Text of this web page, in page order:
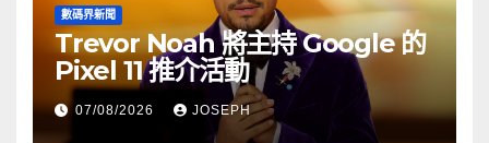
數碼界新聞
Trevor Noah 將主持 Google 的
Pixel 11 推介活動
07/08/2026 JOSEPH